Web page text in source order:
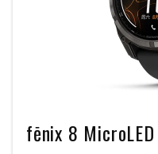
fēnix 8 MicroLED